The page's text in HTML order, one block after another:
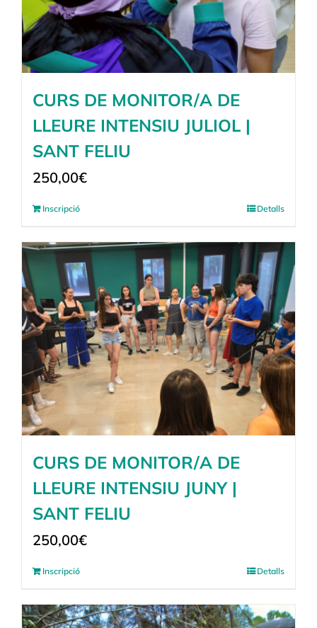
CURS DE MONITOR/A DE
LLEURE INTENSIU JULIOL |
SANT FELIU
250,00€
Inscripció Detalls
CURS DE MONITOR/A DE
LLEURE INTENSIU JUNY |
SANT FELIU
250,00€
Inscripció Detalls